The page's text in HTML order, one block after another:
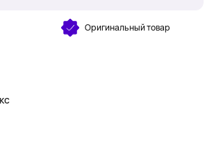
Оригинальный товар